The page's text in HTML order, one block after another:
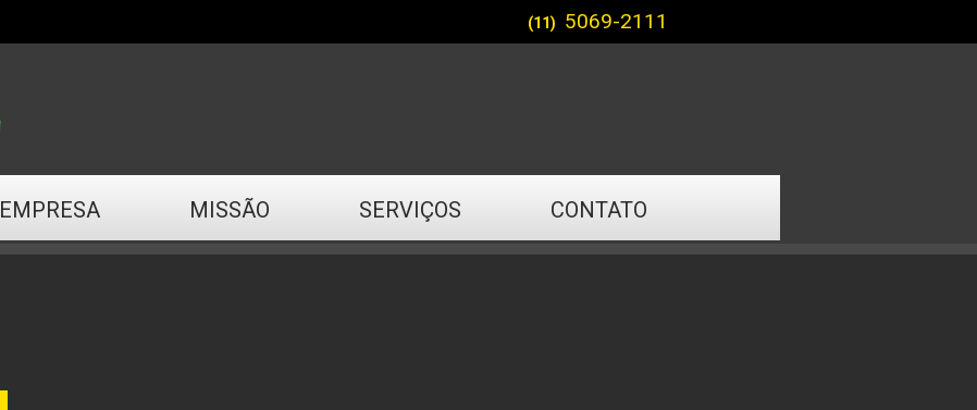
EMPRESA MISSÃO SERVIÇOS CONTATO
(11) 5069-2111